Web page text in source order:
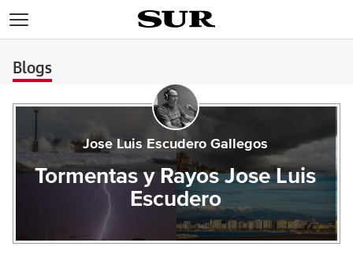
Blogs
Jose Luis Escudero Gallegos
Tormentas y Rayos Jose Luis
Escudero